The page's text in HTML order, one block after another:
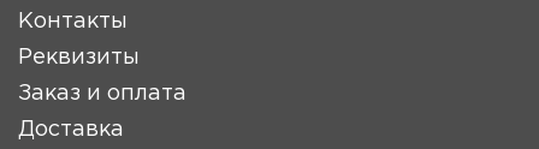
Контакты
Реквизиты
Заказ и оплата
Доставка